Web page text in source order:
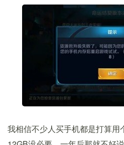
我相信不少人买手机都是打算用